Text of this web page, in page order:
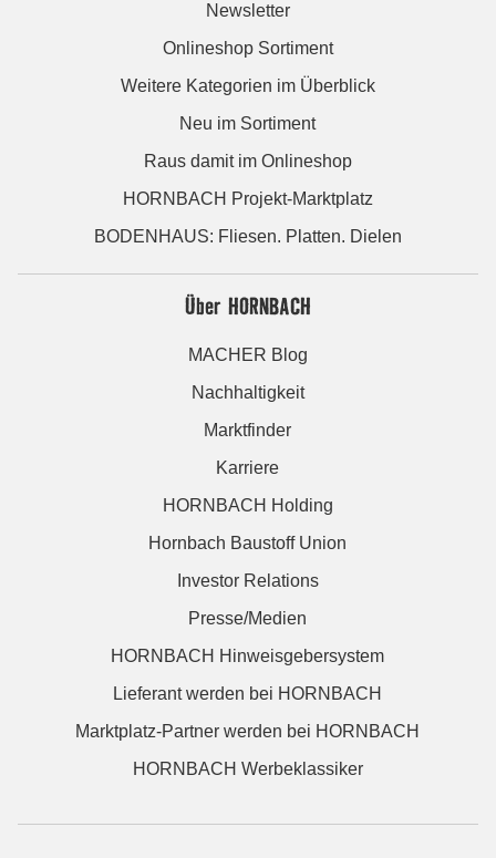
Newsletter
Onlineshop Sortiment
Weitere Kategorien im Überblick
Neu im Sortiment
Raus damit im Onlineshop
HORNBACH Projekt-Marktplatz
BODENHAUS: Fliesen. Platten. Dielen
Über HORNBACH
MACHER Blog
Nachhaltigkeit
Marktfinder
Karriere
HORNBACH Holding
Hornbach Baustoff Union
Investor Relations
Presse/Medien
HORNBACH Hinweisgebersystem
Lieferant werden bei HORNBACH
Marktplatz-Partner werden bei HORNBACH
HORNBACH Werbeklassiker